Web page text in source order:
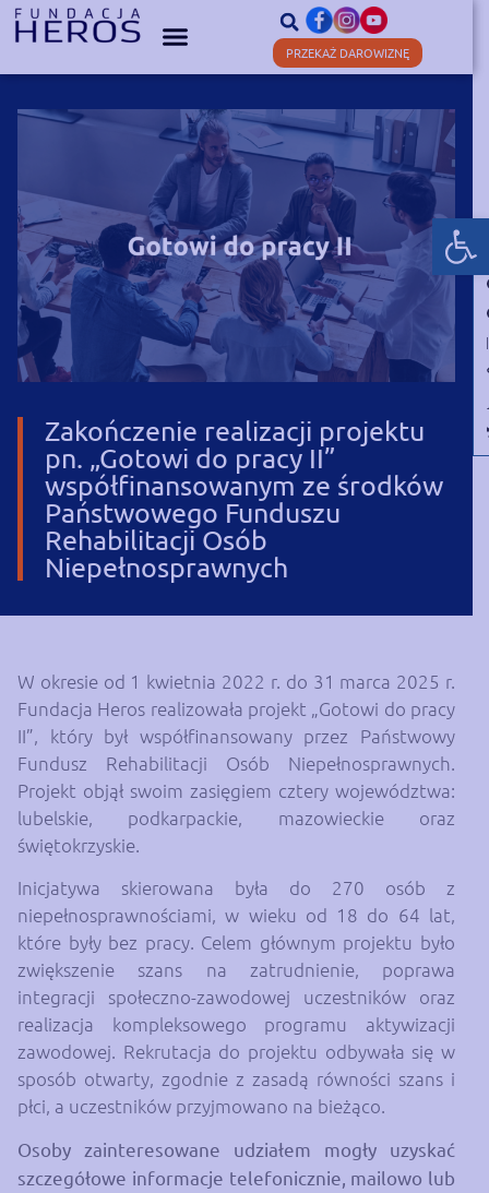
PRZEKAŻ DAROWIZNĘ
Zakończenie realizacji projektu
pn. „Gotowi do pracy II”
współfinansowanym ze środków
Państwowego Funduszu
Rehabilitacji Osób
Niepełnosprawnych
W okresie od 1 kwietnia 2022 r. do 31 marca 2025 r.
Fundacja Heros realizowała projekt „Gotowi do pracy
II”, który był współfinansowany przez Państwowy
Fundusz Rehabilitacji Osób Niepełnosprawnych.
Projekt objął swoim zasięgiem cztery województwa:
lubelskie, podkarpackie, mazowieckie oraz
świętokrzyskie.
Inicjatywa skierowana była do 270 osób z
niepełnosprawnościami, w wieku od 18 do 64 lat,
które były bez pracy. Celem głównym projektu było
zwiększenie szans na zatrudnienie, poprawa
integracji społeczno-zawodowej uczestników oraz
realizacja kompleksowego programu aktywizacji
zawodowej. Rekrutacja do projektu odbywała się w
sposób otwarty, zgodnie z zasadą równości szans i
płci, a uczestników przyjmowano na bieżąco.
Osoby zainteresowane udziałem mogły uzyskać
szczegółowe informacje telefonicznie, mailowo lub